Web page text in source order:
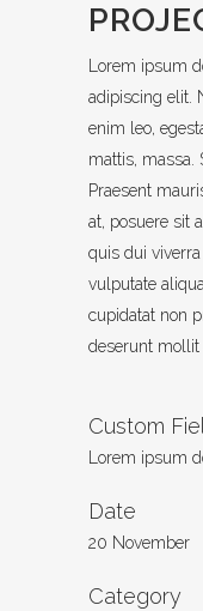
Lorem ipsum
adipiscing elit.
enim leo,
mattis, massa.
Praesent
at, posuere sit
quis dui
vulputate
cupidatat non
deserunt
Custom
Lorem ipsum
Date
20 November
Category